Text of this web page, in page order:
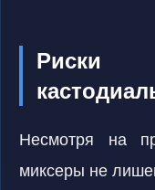
Риски
Несмотря на
миксеры не